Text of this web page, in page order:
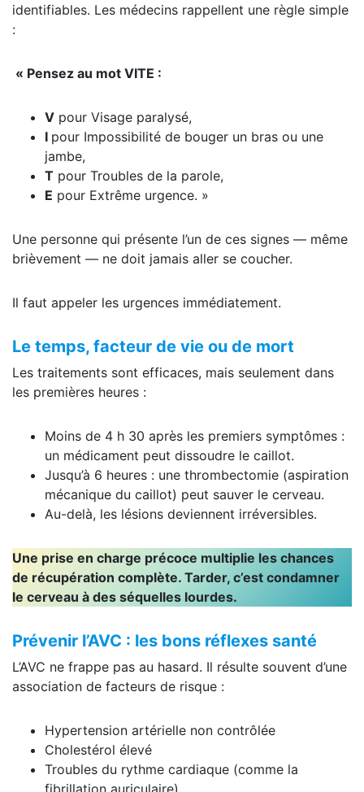
identifiables. Les médecins rappellent une règle simple
:
« Pensez au mot VITE :
V pour Visage paralysé,
I pour Impossibilité de bouger un bras ou une
jambe,
T pour Troubles de la parole,
E pour Extrême urgence. »
Une personne qui présente l’un de ces signes — même
brièvement — ne doit jamais aller se coucher.
Il faut appeler les urgences immédiatement.
Le temps, facteur de vie ou de mort
Les traitements sont efficaces, mais seulement dans
les premières heures :
Moins de 4 h 30 après les premiers symptômes :
un médicament peut dissoudre le caillot.
Jusqu’à 6 heures : une thrombectomie (aspiration
mécanique du caillot) peut sauver le cerveau.
Au-delà, les lésions deviennent irréversibles.
Une prise en charge précoce multiplie les chances
de récupération complète. Tarder, c’est condamner
le cerveau à des séquelles lourdes.
Prévenir l’AVC : les bons réflexes santé
L’AVC ne frappe pas au hasard. Il résulte souvent d’une
association de facteurs de risque :
Hypertension artérielle non contrôlée
Cholestérol élevé
Troubles du rythme cardiaque (comme la
fibrillation auriculaire)